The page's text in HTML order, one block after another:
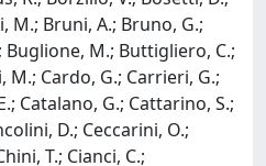
M.; Bruni, A.; Bruno, G.;
Buglione, M.; Buttigliero, C.;
M.; Cardo, G.; Carrieri, G.;
Catalano, G.; Cattarino, S.;
D.; Ceccarini, O.;
T.; Cianci, C.;